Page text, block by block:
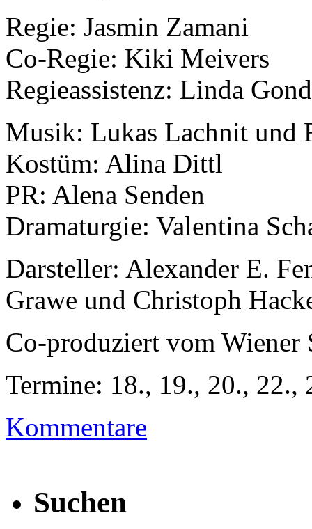
Regie: Jasmin Zamani
Co-Regie: Kiki Meivers
Regieassistenz: Linda
Musik: Lukas Lachnit und
Kostüm: Alina Dittl
PR: Alena Senden
Dramaturgie: Valentina
Darsteller: Alexander E.
Grawe und Christoph
Co-produziert vom Wiener
Termine: 18., 19., 20.,
Kommentare
Suchen